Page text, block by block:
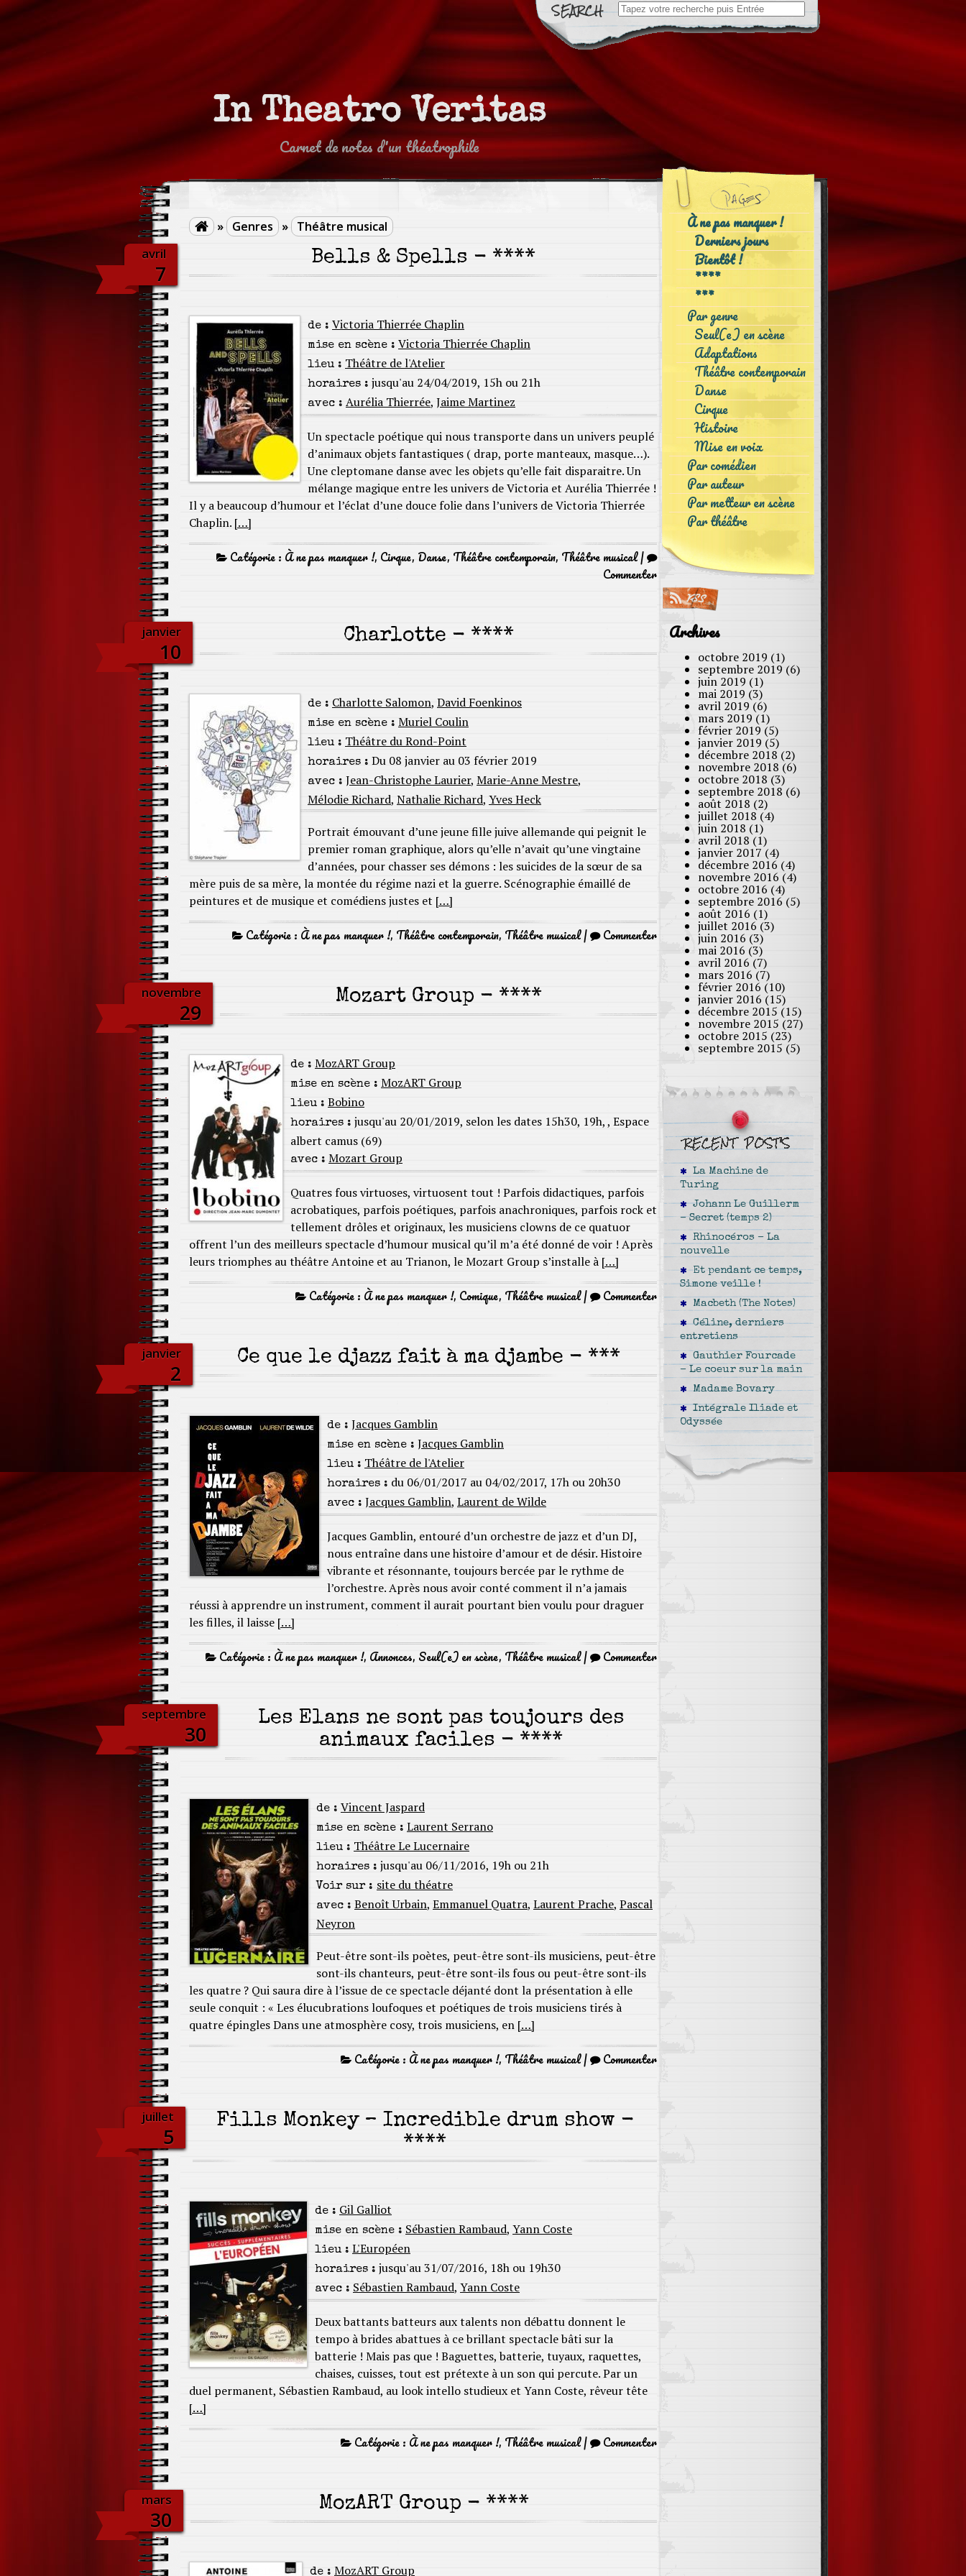
Search
for:
In Theatro Veritas
Carnet de notes d'un théatrophile
 » Genres » Théâtre musical
avril
7
Bells & Spells - ****
de : Victoria Thierrée Chaplin
mise en scène : Victoria Thierrée Chaplin
lieu : Théâtre de l'Atelier
horaires : jusqu'au 24/04/2019, 15h ou 21h
avec : Aurélia Thierrée, Jaime Martinez
Un spectacle poétique qui nous transporte dans un univers peuplé
d’animaux objets fantastiques ( drap, porte manteaux, masque…).
Une cleptomane danse avec les objets qu’elle fait disparaitre. Un
mélange magique entre les univers de Victoria et Aurélia Thierrée !
Il y a beaucoup d’humour et l’éclat d’une douce folie dans l’univers de Victoria Thierrée
Chaplin. […]
Catégorie : À ne pas manquer !, Cirque, Danse, Théâtre contemporain, Théâtre musical|
Commenter
janvier
10
Charlotte - ****
de : Charlotte Salomon, David Foenkinos
mise en scène : Muriel Coulin
lieu : Théâtre du Rond-Point
horaires : Du 08 janvier au 03 février 2019
avec : Jean-Christophe Laurier, Marie-Anne Mestre,
Mélodie Richard, Nathalie Richard, Yves Heck
Portrait émouvant d’une jeune fille juive allemande qui peignit le
premier roman graphique, alors qu’elle n’avait qu’une vingtaine
d’années, pour chasser ses démons : les suicides de la sœur de sa
mère puis de sa mère, la montée du régime nazi et la guerre. Scénographie émaillé de
peintures et de musique et comédiens justes et […]
Catégorie : À ne pas manquer !, Théâtre contemporain, Théâtre musical| Commenter
novembre
29
Mozart Group - ****
de : MozART Group
mise en scène : MozART Group
lieu : Bobino
horaires : jusqu'au 20/01/2019, selon les dates 15h30, 19h, , Espace
albert camus (69)
avec : Mozart Group
Quatres fous virtuoses, virtuosent tout ! Parfois didactiques, parfois
acrobatiques, parfois poétiques, parfois anachroniques, parfois rock et
tellement drôles et originaux, les musiciens clowns de ce quatuor
offrent l’un des meilleurs spectacle d’humour musical qu’il m’a été donné de voir ! Après
leurs triomphes au théâtre Antoine et au Trianon, le Mozart Group s’installe à […]
Catégorie : À ne pas manquer !, Comique, Théâtre musical| Commenter
janvier
2
Ce que le djazz fait à ma djambe - ***
de : Jacques Gamblin
mise en scène : Jacques Gamblin
lieu : Théâtre de l'Atelier
horaires : du 06/01/2017 au 04/02/2017, 17h ou 20h30
avec : Jacques Gamblin, Laurent de Wilde
Jacques Gamblin, entouré d’un orchestre de jazz et d’un DJ,
nous entraîne dans une histoire d’amour et de désir. Histoire
vibrante et résonnante, toujours bercée par le rythme de
l’orchestre. Après nous avoir conté comment il n’a jamais
réussi à apprendre un instrument, comment il aurait pourtant bien voulu pour draguer
les filles, il laisse […]
Catégorie : À ne pas manquer !, Annonces, Seul(e) en scène, Théâtre musical| Commenter
septembre
30
Les Élans ne sont pas toujours des
animaux faciles - ****
de : Vincent Jaspard
mise en scène : Laurent Serrano
lieu : Théâtre Le Lucernaire
horaires : jusqu'au 06/11/2016, 19h ou 21h
Voir sur : site du théatre
avec : Benoît Urbain, Emmanuel Quatra, Laurent Prache, Pascal
Neyron
Peut-être sont-ils poètes, peut-être sont-ils musiciens, peut-être
sont-ils chanteurs, peut-être sont-ils fous ou peut-être sont-ils
les quatre ? Qui saura dire à l’issue de ce spectacle déjanté dont la présentation à elle
seule conquit : « Les élucubrations loufoques et poétiques de trois musiciens tirés à
quatre épingles Dans une atmosphère cosy, trois musiciens, en […]
Catégorie : À ne pas manquer !, Théâtre musical| Commenter
juillet
5
Fills Monkey – Incredible drum show -
****
de : Gil Galliot
mise en scène : Sébastien Rambaud, Yann Coste
lieu : L'Européen
horaires : jusqu'au 31/07/2016, 18h ou 19h30
avec : Sébastien Rambaud, Yann Coste
Deux battants batteurs aux talents non débattu donnent le
tempo à brides abattues à ce brillant spectacle bâti sur la
batterie ! Mais pas que ! Baguettes, batterie, tuyaux, raquettes,
chaises, cuisses, tout est prétexte à un son qui percute. Par un
duel permanent, Sébastien Rambaud, au look intello studieux et Yann Coste, rêveur tête
[…]
Catégorie : À ne pas manquer !, Théâtre musical| Commenter
mars
30
MozART Group - ****
de : MozART Group
À ne pas manquer !
Derniers jours
Bientôt !
****
***
Par genre
Seul(e) en scène
Adaptations
Théâtre contemporain
Danse
Cirque
Histoire
Mise en voix
Par comédien
Par auteur
Par metteur en scène
Par théâtre
Archives
octobre 2019 (1)
septembre 2019 (6)
juin 2019 (1)
mai 2019 (3)
avril 2019 (6)
mars 2019 (1)
février 2019 (5)
janvier 2019 (5)
décembre 2018 (2)
novembre 2018 (6)
octobre 2018 (3)
septembre 2018 (6)
août 2018 (2)
juillet 2018 (4)
juin 2018 (1)
avril 2018 (1)
janvier 2017 (4)
décembre 2016 (4)
novembre 2016 (4)
octobre 2016 (4)
septembre 2016 (5)
août 2016 (1)
juillet 2016 (3)
juin 2016 (3)
mai 2016 (3)
avril 2016 (7)
mars 2016 (7)
février 2016 (10)
janvier 2016 (15)
décembre 2015 (15)
novembre 2015 (27)
octobre 2015 (23)
septembre 2015 (5)
La Machine de
Turing
Johann Le Guillerm
– Secret (temps 2)
Rhinocéros – La
nouvelle
Et pendant ce temps,
Simone veille !
Macbeth (The Notes)
Céline, derniers
entretiens
Gauthier Fourcade
– Le coeur sur la main
Madame Bovary
Intégrale Iliade et
Odyssée